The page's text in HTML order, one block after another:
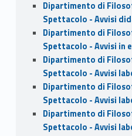
Dipartimento di
Spettacolo - Avvisi
Dipartimento di
Spettacolo - Avvisi in
Dipartimento di
Spettacolo - Avvisi
Dipartimento di
Spettacolo - Avvisi
Dipartimento di
Spettacolo - Avvisi